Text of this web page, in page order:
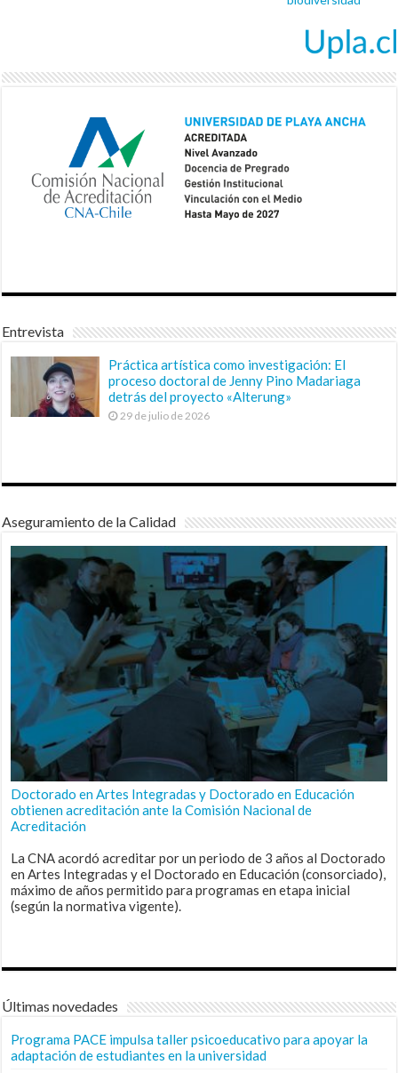
Entrevista
Práctica artística como investigación: El
proceso doctoral de Jenny Pino Madariaga
detrás del proyecto «Alterung»
29 de julio de 2026
Aseguramiento de la Calidad
Doctorado en Artes Integradas y Doctorado en Educación
obtienen acreditación ante la Comisión Nacional de
Acreditación
La CNA acordó acreditar por un periodo de 3 años al Doctorado
en Artes Integradas y el Doctorado en Educación (consorciado),
máximo de años permitido para programas en etapa inicial
(según la normativa vigente).
Últimas novedades
Programa PACE impulsa taller psicoeducativo para apoyar la
adaptación de estudiantes en la universidad